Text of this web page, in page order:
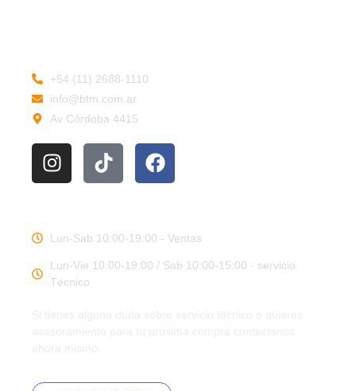
+54 (11) 2688-1110
info@btm.com.ar
Av Córdoba 4415
Lun-Sab 10:00-19:00 - Ventas
Lun-Vie 10:00-19:00 / Sab 10:00-15:00 - servicio
Técnico